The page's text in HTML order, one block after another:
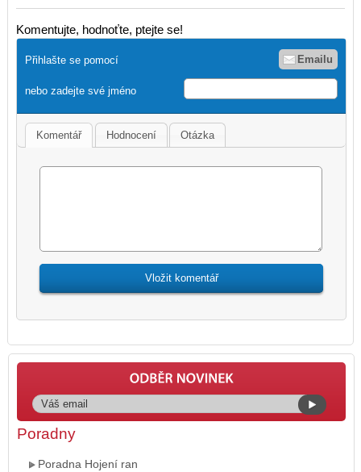
Komentujte, hodnoťte, ptejte se!
Přihlašte se pomocí Emailu
nebo zadejte své jméno
Komentář Hodnocení Otázka
Poradny
Poradna Hojení ran